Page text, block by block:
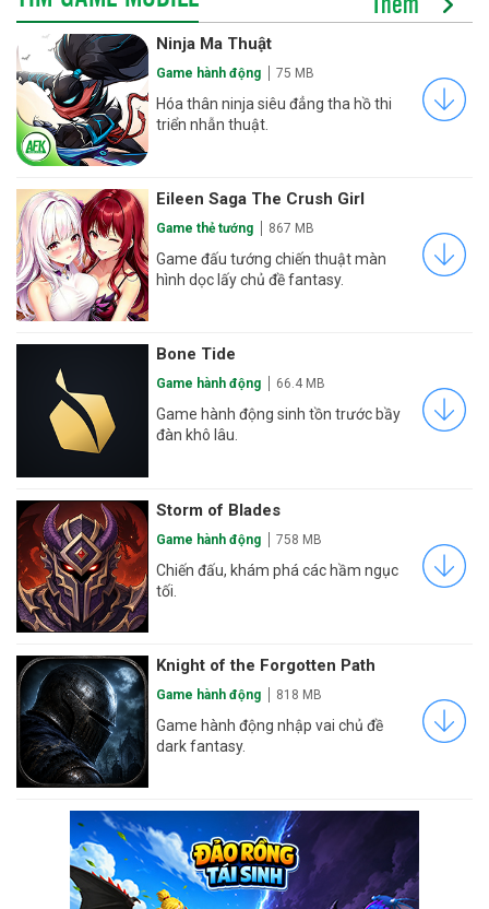
Ninja Ma Thuật
Game hành động 75 MB
Hóa thân ninja siêu đẳng tha hồ thi
triển nhẫn thuật.
Eileen Saga The Crush Girl
Game thẻ tướng 867 MB
Game đấu tướng chiến thuật màn
hình dọc lấy chủ đề fantasy.
Bone Tide
Game hành động 66.4 MB
Game hành động sinh tồn trước bầy
đàn khô lâu.
Storm of Blades
Game hành động 758 MB
Chiến đấu, khám phá các hầm ngục
tối.
Knight of the Forgotten Path
Game hành động 818 MB
Game hành động nhập vai chủ đề
dark fantasy.